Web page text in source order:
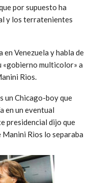
por supuesto ha
y los terratenientes
en Venezuela y habla de
«gobierno multicolor» a
Rìos.
un Chicago-boy que
en un eventual
presidencial dijo que
Manini Rìos lo separaba